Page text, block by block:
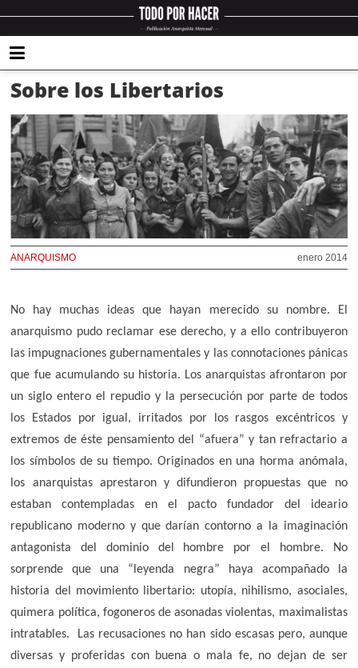
Sobre los Libertarios
enero 2014
ANARQUISMO
No hay muchas ideas que hayan merecido su nombre. El
anarquismo pudo reclamar ese derecho, y a ello contribuyeron
las impugnaciones gubernamentales y las connotaciones pánicas
que fue acumulando su historia. Los anarquistas afrontaron por
un siglo entero el repudio y la persecución por parte de todos
los Estados por igual, irritados por los rasgos excéntricos y
extremos de éste pensamiento del “afuera” y tan refractario a
los símbolos de su tiempo. Originados en una horma anómala,
los anarquistas aprestaron y difundieron propuestas que no
estaban contempladas en el pacto fundador del ideario
republicano moderno y que darían contorno a la imaginación
antagonista del dominio del hombre por el hombre. No
sorprende que una “leyenda negra” haya acompañado la
historia del movimiento libertario: utopía, nihilismo, asociales,
quimera política, fogoneros de asonadas violentas, maximalistas
intratables. Las recusaciones no han sido escasas pero, aunque
diversas y proferidas con buena o mala fe, no dejan de ser